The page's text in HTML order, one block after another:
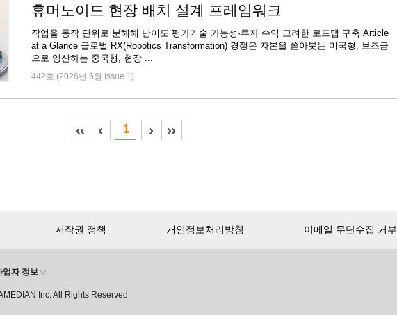
휴머노이드 현장 배치 설계 프레임워크
작업을 동작 단위로 분해해 난이도 평가기술 가능성·투자 수익 고려한 로드맵 구축 Article
at a Glance 글로벌 RX(Robotics Transformation) 경쟁은 자본을 쏟아붓는 미국형, 보조금
으로 양산하는 중국형, 현장 ...
442호 (2026년 6월 Issue 1)
1
저작권 정책 개인정보처리방침 이메일 무단수집 거부
업자 정보
Inc. All Rights Reserved